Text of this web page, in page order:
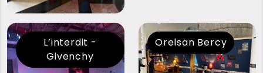
L’interdit -
Givenchy
Orelsan Bercy